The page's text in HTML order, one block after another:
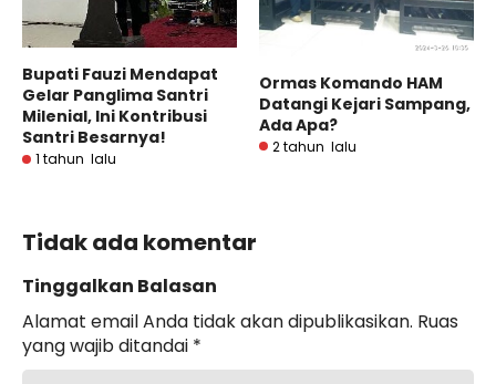
Bupati Fauzi Mendapat
Gelar Panglima Santri
Milenial, Ini Kontribusi
Santri Besarnya!
1 tahun lalu
Ormas Komando HAM
Datangi Kejari Sampang,
Ada Apa?
2 tahun lalu
Tidak ada komentar
Tinggalkan Balasan
Alamat email Anda tidak akan dipublikasikan. Ruas
yang wajib ditandai *